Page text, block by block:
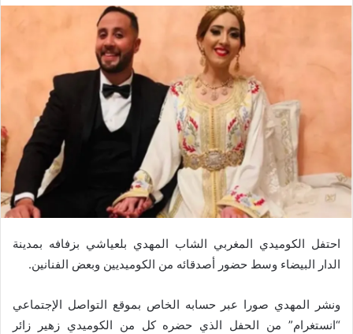
احتفل الكوميدي المغربي الشاب المهدي بلعياشي بزفافه بمدينة
الدار البيضاء وسط حضور أصدقائه من الكوميديين وبعض الفنانين.
ونشر المهدي صورا عبر حسابه الخاص بموقع التواصل الإجتماعي
“انستغرام” من الحفل الذي حضره كل من الكوميدي زهير زائر